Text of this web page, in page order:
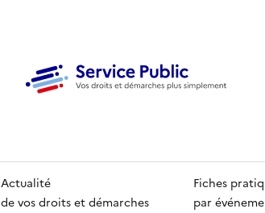
Actualité
de vos droits et démarches
Fiches
par